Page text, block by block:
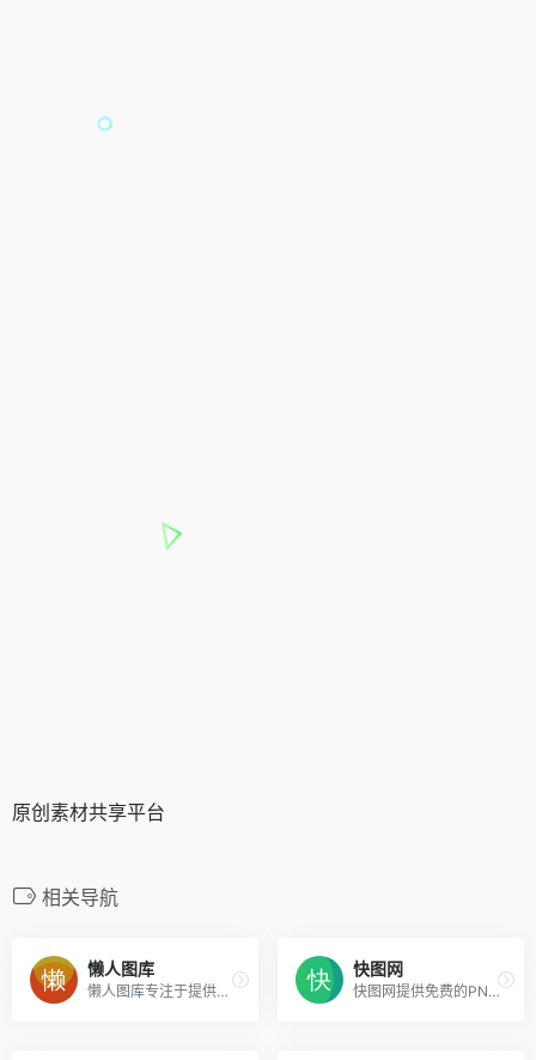
原创素材共享平台
相关导航
懒人图库
懒人图库专注于提供网页素材下载
快图网
快图网提供免费的PNG元素和高清背景图片素材免费下载